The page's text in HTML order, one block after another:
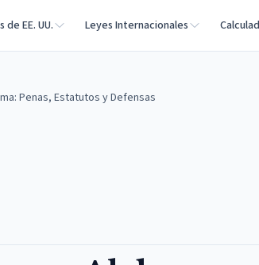
de EE. UU. Leyes Internacionales
Penas, Estatutos y Defensas